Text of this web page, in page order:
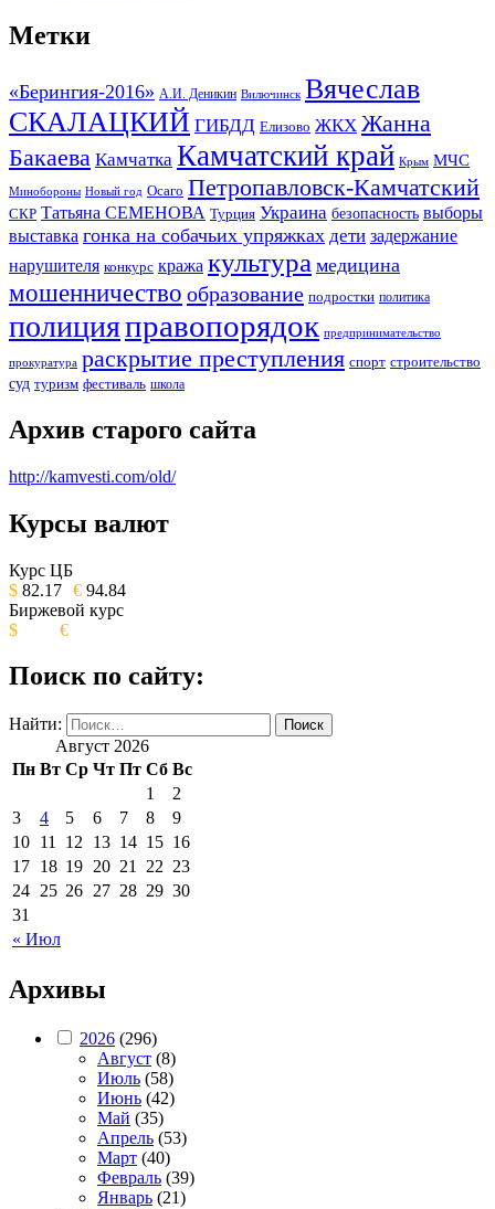
Метки
«Берингия-2016» А.И. Деникин Вилючинск Вячеслав
СКАЛАЦКИЙ ГИБДД Елизово ЖКХ Жанна
Бакаева Камчатка Камчатский край Крым МЧС
Минобороны Новый год Осаго Петропавловск-Камчатский
СКР Татьяна СЕМЕНОВА Турция Украина безопасность выборы
выставка гонка на собачьих упряжках дети задержание
нарушителя конкурс кража культура медицина
мошенничество образование подростки политика
полицияправопорядок предпринимательство
прокуратура раскрытие преступления спорт строительство
суд туризм фестиваль школа
Архив старого сайта
http://kamvesti.com/old/
ОБЩЕСТВЕННО-ПОЛИТИЧЕСКОЕ
ИЗДАНИЕ КАМЧАТСКОГО КРАЯ.
Курсы валют
Курс ЦБ
$ 82.17 € 94.84
Биржевой курс
$
€
Поиск по сайту:
Найти:
Август 2026
Пн Вт Ср Чт Пт Сб Вс
« Июл
1
2
3
4 5 6 7 8
9
10 11 12 13 14 15 16
17 18 19 20 21 22 23
24 25 26 27 28 29 30
31
Архивы
2026 (296)
Август (8)
Июль (58)
Июнь (42)
Май (35)
Апрель (53)
Март (40)
Февраль (39)
Январь (21)